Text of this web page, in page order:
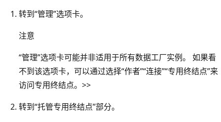
转到“管理”选项卡。
注意
“管理”选项卡可能并非适用于所有数据工厂实例。 如果看
不到该选项卡，可以通过选择“作者”“连接”“专用终结点”来
访问专用终结点。 >>
转到“托管专用终结点”部分。